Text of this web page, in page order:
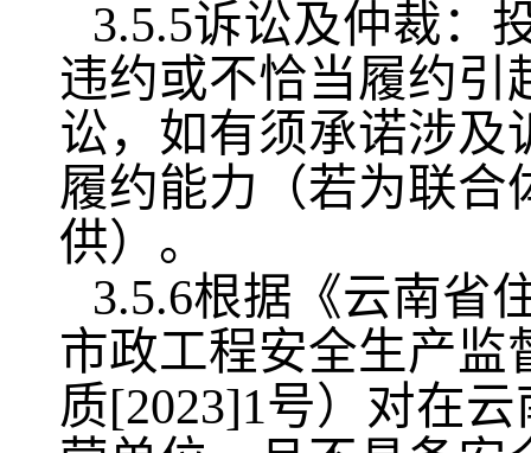
3.5.5诉讼及仲裁：
违约或不恰当履约引
讼，如有须承诺涉及
履约能力（若为联合
供）。
3.5.6根据《云南省
市政工程安全生产监
质[2023]1号）对在